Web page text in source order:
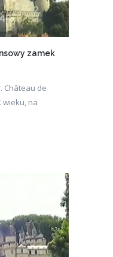
zamek
Château de
wieku, na